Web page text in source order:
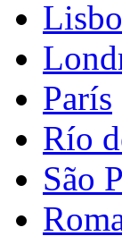
París
Río
São